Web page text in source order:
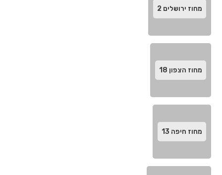
מחוז ירושלים2
מחוז הצפון 18
מחוז חיפה‬13